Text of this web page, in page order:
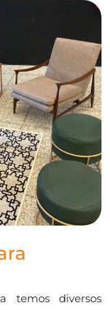
temos diversos